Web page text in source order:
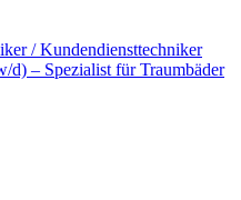
/ Kundendiensttechniker
d) – Spezialist für Traumbäder